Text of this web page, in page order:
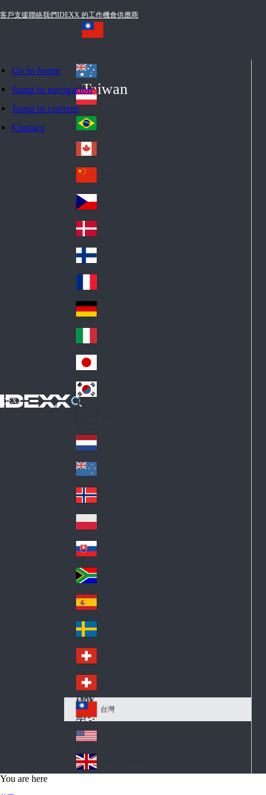
Go to home
Jump to navigation
Jump to content
Contact
客戶支援聯絡我們IDEXX 的工作機會供應商
IDEXX
Taiwan
Au
str
ali
a
Au
stri
a
Br
azi
l
Ca
na
da
Ch
ina
Cz
ec
h
De
nm
ark
Fin
d
Fra
nc
e
Ge
an
y
Ital
y
Jap
an
Ko
Lat
in
A
me
ric
a
Ne
the
rla
nd
s
Ne
w
Ze
ala
nd
No
rw
ay
Pol
an
d
Slo
va
kia
So
uth
Af
ric
a
Sp
ain
Sw
ed
en
Sw
itz
erl
an
d
Sw
itz
erl
an
d
Tai
wa
n
台灣
A
Un
You are here